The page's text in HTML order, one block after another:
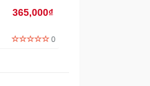
365,000₫
0